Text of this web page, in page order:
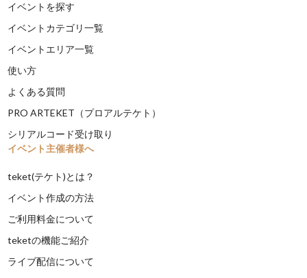
イベントを探す
イベントカテゴリ一覧
イベントエリア一覧
使い方
よくある質問
PRO ARTEKET（プロアルテケト）
シリアルコード受け取り
イベント主催者様へ
teket(テケト)とは？
イベント作成の方法
ご利用料金について
teketの機能ご紹介
ライブ配信について